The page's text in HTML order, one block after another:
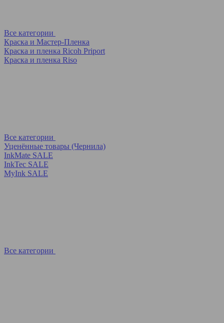
Все категории
Краска и Мастер-Пленка
Краска и пленка Ricoh Priport
Краска и пленка Riso
Все категории
Уценённые товары (Чернила)
InkMate SALE
InkTec SALE
MyInk SALE
Все категории